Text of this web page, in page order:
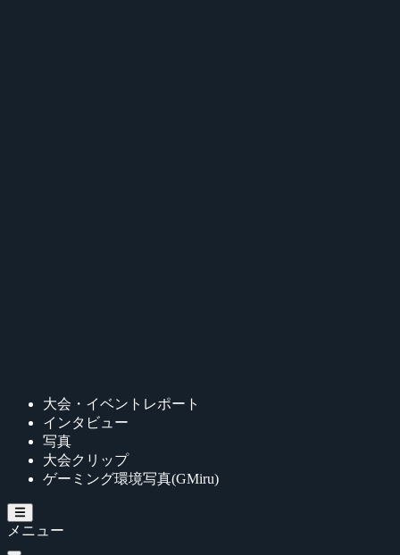
大会・イベントレポート
インタビュー
写真
大会クリップ
ゲーミング環境写真(GMiru)
メニュー